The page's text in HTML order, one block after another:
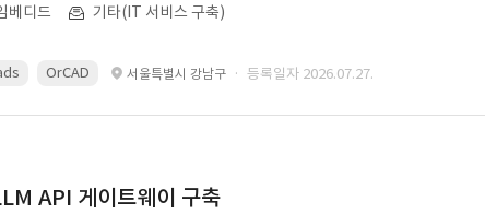
베디드 기타(IT 서비스 구축)
OrCAD 서울특별시 강남구 · 등록일자 2026.07.27.
API 게이트웨이 구축